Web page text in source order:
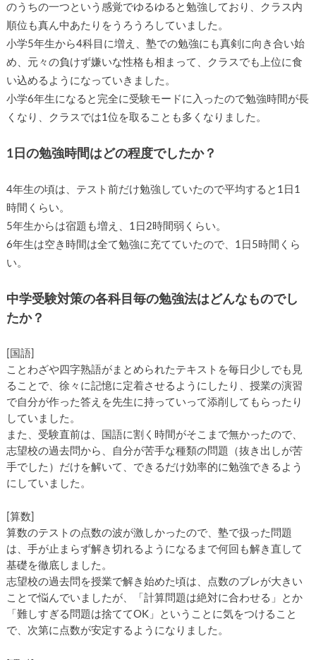
のうちの一つという感覚でゆるゆると勉強しており、クラス内
順位も真ん中あたりをうろうろしていました。
小学5年生から4科目に増え、塾での勉強にも真剣に向き合い始
め、元々の負けず嫌いな性格も相まって、クラスでも上位に食
い込めるようになっていきました。
小学6年生になると完全に受験モードに入ったので勉強時間が長
くなり、クラスでは1位を取ることも多くなりました。
1日の勉強時間はどの程度でしたか？
4年生の頃は、テスト前だけ勉強していたので平均すると1日1
時間くらい。
5年生からは宿題も増え、1日2時間弱くらい。
6年生は空き時間は全て勉強に充てていたので、1日5時間くら
い。
中学受験対策の各科目毎の勉強法はどんなものでし
たか？
[国語]
ことわざや四字熟語がまとめられたテキストを毎日少しでも見
ることで、徐々に記憶に定着させるようにしたり、授業の演習
で自分が作った答えを先生に持っていって添削してもらったり
していました。
また、受験直前は、国語に割く時間がそこまで無かったので、
志望校の過去問から、自分が苦手な種類の問題（抜き出しが苦
手でした）だけを解いて、できるだけ効率的に勉強できるよう
にしていました。
[算数]
算数のテストの点数の波が激しかったので、塾で扱った問題
は、手が止まらず解き切れるようになるまで何回も解き直して
基礎を徹底しました。
志望校の過去問を授業で解き始めた頃は、点数のブレが大きい
ことで悩んでいましたが、「計算問題は絶対に合わせる」とか
「難しすぎる問題は捨ててOK」ということに気をつけること
で、次第に点数が安定するようになりました。